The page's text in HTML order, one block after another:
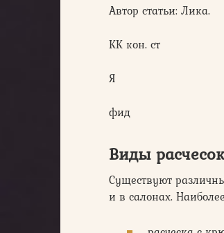
Автор статьи: Лика.
КК кон. ст
Я
фид
Виды расчесок
Существуют
и в салонах.